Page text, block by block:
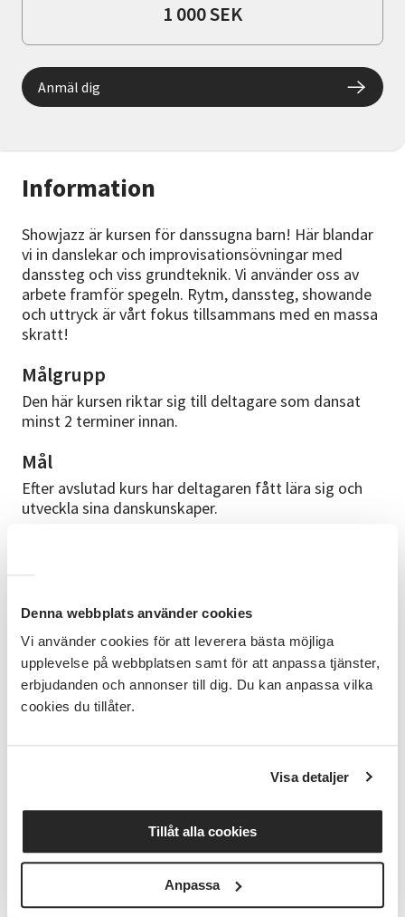
Denna webbplats använder cookies
Vi använder cookies för att leverera bästa möjliga
upplevelse på webbplatsen samt för att anpassa tjänster,
erbjudanden och annonser till dig. Du kan anpassa vilka
cookies du tillåter.
Visa detaljer
Tillåt alla cookies
Anpassa
Information
Showjazz är kursen för danssugna barn! Här blandar
vi in danslekar och improvisationsövningar med
danssteg och viss grundteknik. Vi använder oss av
arbete framför spegeln. Rytm, danssteg, showande
och uttryck är vårt fokus tillsammans med en massa
skratt!
Målgrupp
Den här kursen riktar sig till deltagare som dansat
minst 2 terminer innan.
Mål
Efter avslutad kurs har deltagaren fått lära sig och
utveckla sina danskunskaper.
På showdansen får eleverna träna upp sin
och musikalitet detta genom olika lekar, ramsor och
dansövningar. Varje lektion repar eleverna på en
koreografi som visas upp på den stora
avslutningsföreställningen. På dem här lektionerna är
det viktigt med rörelseglädjen men också att skapa
en god sammanhållning så att barnen får träffa nya
Om kursledarna
Kursen leds av Tuva och Nellie N båda är aktiva som
dansledare för flera grupper på Dansstudion.
Övrig info
1 000 SEK
Anmäl dig